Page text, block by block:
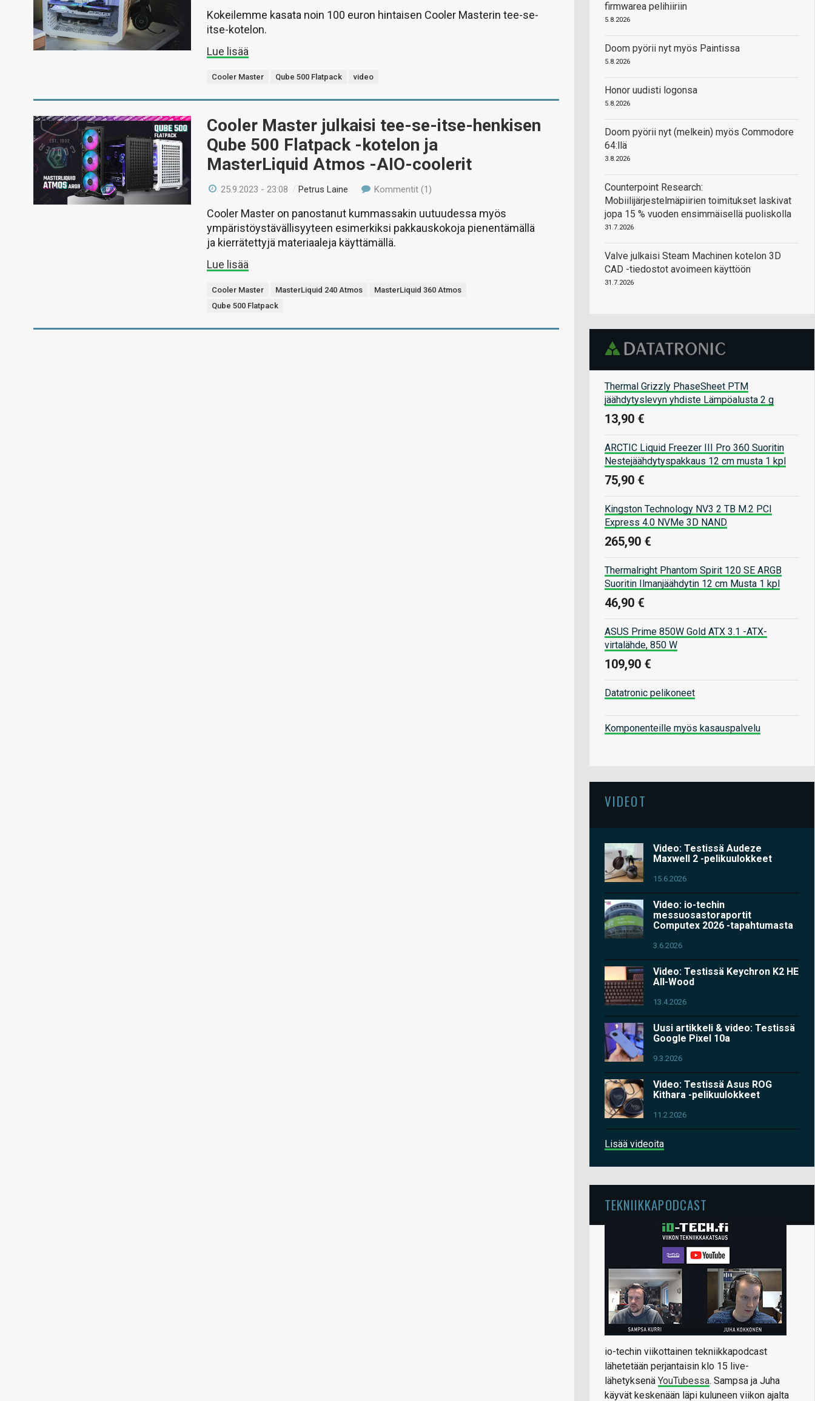
Kokeilemme kasata noin 100 euron hintaisen Cooler Masterin tee-se-
itse-kotelon.
Lue lisää
Cooler Master Qube 500 Flatpack video
Cooler Master julkaisi tee-se-itse-henkisen
Qube 500 Flatpack -kotelon ja
MasterLiquid Atmos -AIO-coolerit
25.9.2023 - 23:08 /Petrus Laine Kommentit (1)
Cooler Master on panostanut kummassakin uutuudessa myös
ympäristöystävällisyyteen esimerkiksi pakkauskokoja pienentämällä
ja kierrätettyjä materiaaleja käyttämällä.
Lue lisää
Cooler Master MasterLiquid 240 Atmos
MasterLiquid 360 Atmos
Qube 500 Flatpack
firmwarea pelihiiriin
5.8.2026
Doom pyörii nyt myös Paintissa
5.8.2026
Honor uudisti logonsa
5.8.2026
Doom pyörii nyt (melkein) myös Commodore
64:llä
3.8.2026
Counterpoint Research:
Mobiilijärjestelmäpiirien toimitukset laskivat
jopa 15 % vuoden ensimmäisellä puoliskolla
31.7.2026
Valve julkaisi Steam Machinen kotelon 3D
CAD -tiedostot avoimeen käyttöön
31.7.2026
Thermal Grizzly PhaseSheet PTM
jäähdytyslevyn yhdiste Lämpöalusta 2 g
13,90 €
ARCTIC Liquid Freezer III Pro 360 Suoritin
Nestejäähdytyspakkaus 12 cm musta 1 kpl
75,90 €
Kingston Technology NV3 2 TB M.2 PCI
Express 4.0 NVMe 3D NAND
265,90 €
Thermalright Phantom Spirit 120 SE ARGB
Suoritin Ilmanjäähdytin 12 cm Musta 1 kpl
46,90 €
ASUS Prime 850W Gold ATX 3.1 -ATX-
virtalähde, 850 W
109,90 €
Datatronic pelikoneet
Komponenteille myös kasauspalvelu
VIDEOT
Video: Testissä Audeze
Maxwell 2 -pelikuulokkeet
15.6.2026
Video: io-techin
messuosastoraportit
Computex 2026 -tapahtumasta
3.6.2026
Video: Testissä Keychron K2 HE
All-Wood
13.4.2026
Uusi artikkeli & video: Testissä
Google Pixel 10a
9.3.2026
Video: Testissä Asus ROG
Kithara -pelikuulokkeet
11.2.2026
Lisää videoita
TEKNIIKKAPODCAST
io-techin viikottainen tekniikkapodcast
lähetetään perjantaisin klo 15 live-
lähetyksenä YouTubessa. Sampsa ja Juha
käyvät keskenään läpi kuluneen viikon ajalta